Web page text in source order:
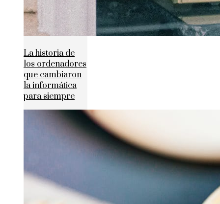
La historia de
los ordenadores
que cambiaron
la informática
para siempre